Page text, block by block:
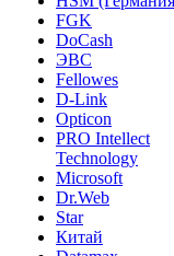
FGK
DoCash
ЭВС
Fellowes
D-Link
Opticon
PRO Intellect
Technology
Microsoft
Dr.Web
Star
Китай